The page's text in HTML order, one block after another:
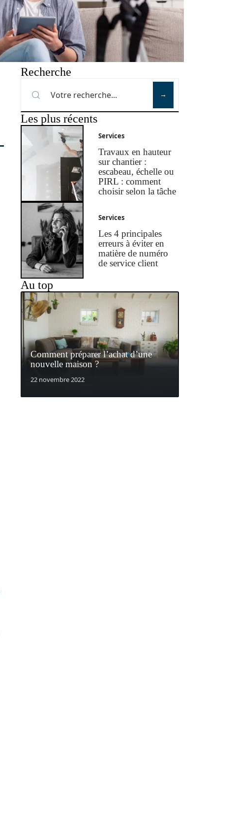
Recherche
Les plus récents
Services
Travaux en hauteur
sur chantier :
escabeau, échelle ou
PIRL : comment
choisir selon la tâche
Services
Les 4 principales
erreurs à éviter en
matière de numéro
de service client
Au top
Comment préparer l’achat d’une
nouvelle maison ?
22 novembre 2022